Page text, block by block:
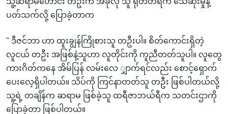
ပတ်သက်လို့ ပြောခဲ့တာက
" ဒီဇင်ဘာ ဟာ ထူးချွန်ကြိုစားသူ တဦးပါ။ စိတ်ကောင်းရှိတဲ့
လူငယ် တဦး အဖြစ်နဲ့သူဟာ လူတိုင်းကို ကူညီတတ်သူပါ။ လူတွေ
ကားဂိတ်ကနေ အိမ်ပြန် လမ်းလေ ျှာက်ရင်လည်း စောင့်ရှောက်
ပေးလေ့ရှိပါတယ်။ သိပ်ကို ကြင်နာတတ်သူ တဦး ဖြစ်ပါတယ်လို့
သူ့ရဲ့ တချိန်က ဆရာမ ဖြစ်ခဲ့သူ ထရီဇာဘယ်ရီက သတင်းဌာကို
ပြောခဲ့တာ ဖြစ်ပါတယ်။